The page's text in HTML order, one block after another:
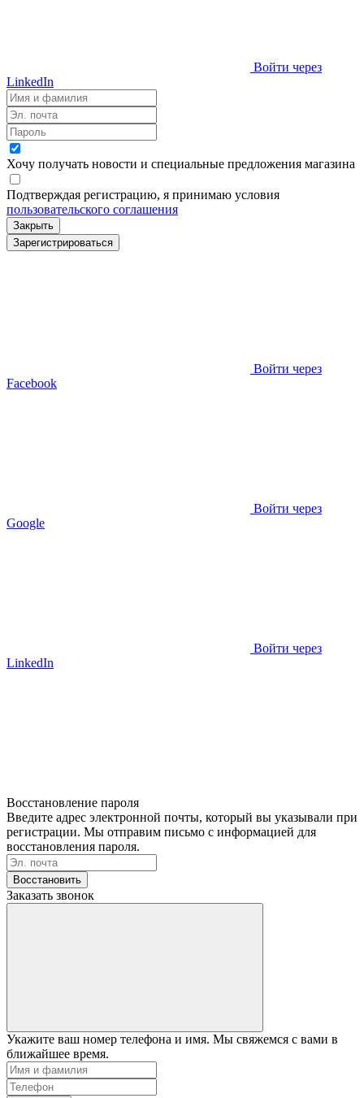
Войти через
LinkedIn
Хочу получать новости и специальные предложения магазина
Подтверждая регистрацию, я принимаю условия
пользовательского соглашения
Закрыть
Зарегистрироваться
Войти через
Facebook
Войти через
Google
Войти через
LinkedIn
Восстановление пароля
Введите адрес электронной почты, который вы указывали при
регистрации. Мы отправим письмо с информацией для
восстановления пароля.
Восстановить
Заказать звонок
Укажите ваш номер телефона и имя. Мы свяжемся с вами в
ближайшее время.